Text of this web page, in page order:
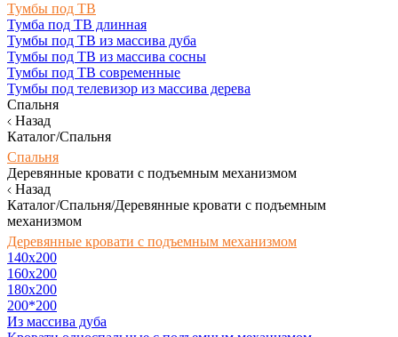
Тумбы под ТВ
Тумба под ТВ длинная
Тумбы под ТВ из массива дуба
Тумбы под ТВ из массива сосны
Тумбы под ТВ современные
Тумбы под телевизор из массива дерева
Спальня
Назад
Каталог/Спальня
Спальня
Деревянные кровати с подъемным механизмом
Назад
Каталог/Спальня/Деревянные кровати с подъемным
механизмом
Деревянные кровати с подъемным механизмом
140x200
160х200
180х200
200*200
Из массива дуба